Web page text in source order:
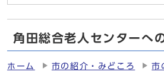
角田総合老人センターへ
ホーム 市の紹介・みどころ
市